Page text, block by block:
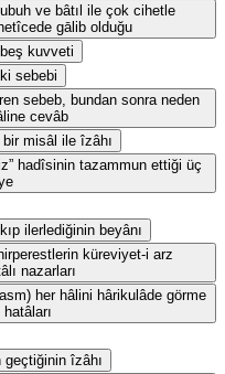
ve bâtıl ile çok cihetle
gālib olduğu
kuvveti
sebebi
sebeb, bundan sonra neden
cevâb
misâl ile îzâhı
hadîsinin tazammun ettiği üç
ilerlediğinin beyânı
küreviyet-i arz
nazarları
her hâlini hârikulâde görme
îzâhı